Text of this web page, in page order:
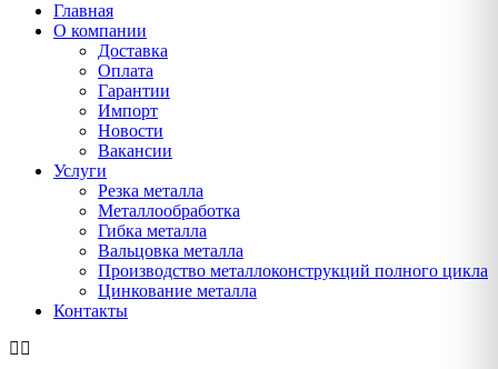
Главная
О компании
Доставка
Оплата
Гарантии
Импорт
Новости
Вакансии
Услуги
Резка металла
Металлообработка
Гибка металла
Вальцовка металла
Производство металлоконструкций полного цикла
Цинкование металла
Контакты